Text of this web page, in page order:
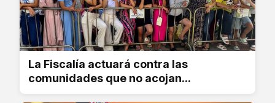
La Fiscalía actuará contra las
comunidades que no acojan...